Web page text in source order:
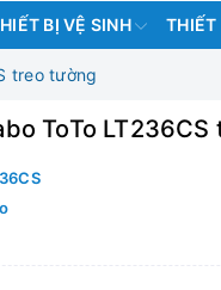
BỊ VỆ SINH THIẾT
treo tường
ToTo